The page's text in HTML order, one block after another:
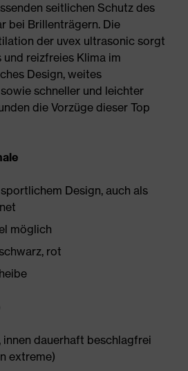
seitlichen Schutz des
bei Brillenträgern. Die
der uvex ultrasonic sorgt
reizfreies Klima im
Design, weites
schneller und leichter
die Vorzüge dieser Top
Design, auch als
möglich
rot
dauerhaft beschlagfrei
extreme)